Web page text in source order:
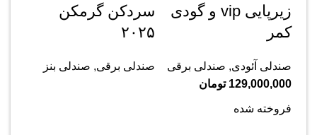
زیرپایی vip و گودی
کمر
صندلی آئودی, صندلی برقی
129,000,000 تومان
سردکن گرمکن
۲۰۲۵
صندلی برقی, صندلی بنز
فروخته شده